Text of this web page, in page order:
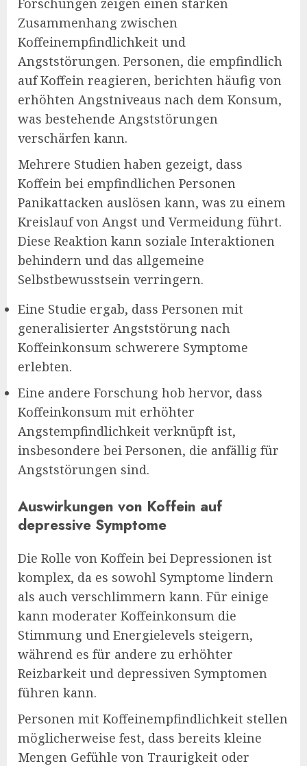
Zusammenhang zwischen
Koffeinempfindlichkeit und
Angststörungen. Personen, die empfindlich
auf Koffein reagieren, berichten häufig von
erhöhten Angstniveaus nach dem Konsum,
was bestehende Angststörungen
verschärfen kann.
Mehrere Studien haben gezeigt, dass
Koffein bei empfindlichen Personen
Panikattacken auslösen kann, was zu einem
Kreislauf von Angst und Vermeidung führt.
Diese Reaktion kann soziale Interaktionen
behindern und das allgemeine
Selbstbewusstsein verringern.
Eine Studie ergab, dass Personen mit
generalisierter Angststörung nach
Koffeinkonsum schwerere Symptome
erlebten.
Eine andere Forschung hob hervor, dass
Koffeinkonsum mit erhöhter
Angstempfindlichkeit verknüpft ist,
insbesondere bei Personen, die anfällig für
Angststörungen sind.
Auswirkungen von Koffein auf
depressive Symptome
Die Rolle von Koffein bei Depressionen ist
komplex, da es sowohl Symptome lindern
als auch verschlimmern kann. Für einige
kann moderater Koffeinkonsum die
Stimmung und Energielevels steigern,
während es für andere zu erhöhter
Reizbarkeit und depressiven Symptomen
führen kann.
Personen mit Koffeinempfindlichkeit stellen
möglicherweise fest, dass bereits kleine
Mengen Gefühle von Traurigkeit oder